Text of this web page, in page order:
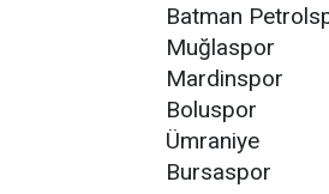
Batman
Muğlaspor
Mardinspor
Boluspor
Ümraniye
Bursaspor